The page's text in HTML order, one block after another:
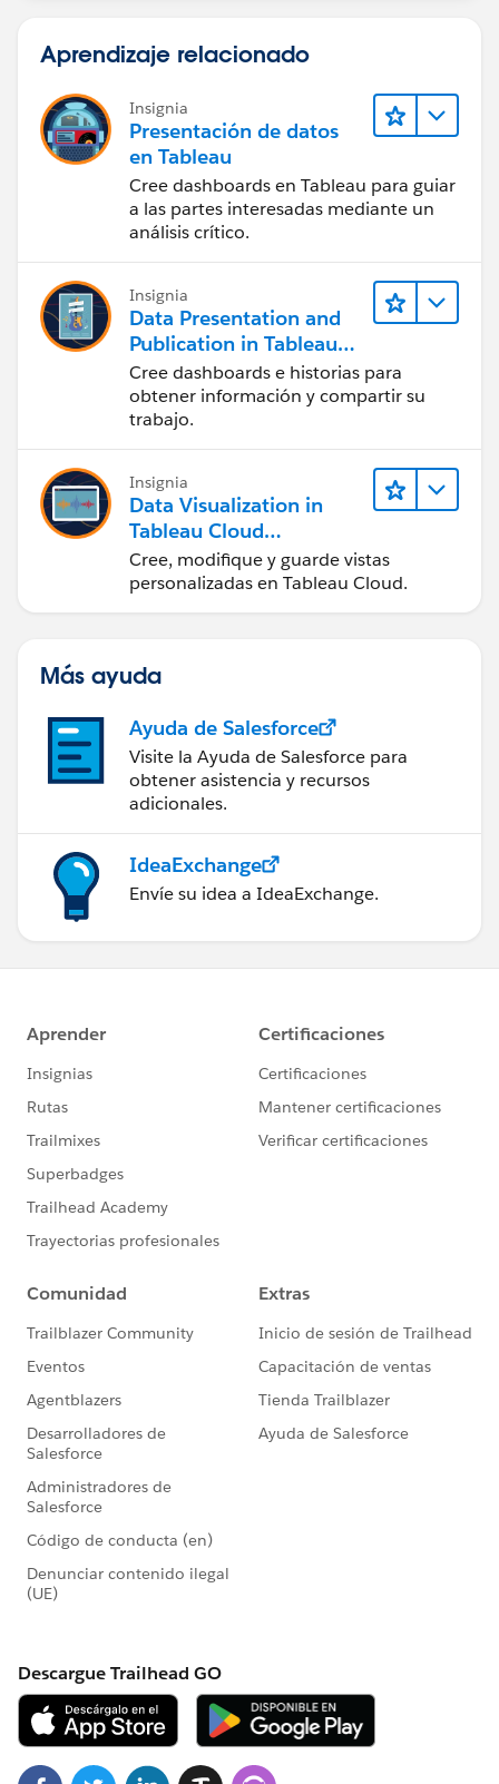
Aprendizaje relacionado
Insignia
Presentación de datos
en Tableau
Cree dashboards en Tableau para guiar
a las partes interesadas mediante un
análisis crítico.
Insignia
Data Presentation and
Publication in Tableau
Desktop (Presentación
de datos y publicación
en Tableau Desktop)
Cree dashboards e historias para
obtener información y compartir su
trabajo.
Insignia
Data Visualization in
Tableau Cloud
(Visualización de datos
en Tableau Cloud)
Cree, modifique y guarde vistas
personalizadas en Tableau Cloud.
Más ayuda
Ayuda de Salesforce
Visite la Ayuda de Salesforce para
obtener asistencia y recursos
adicionales.
IdeaExchange
Envíe su idea a IdeaExchange.